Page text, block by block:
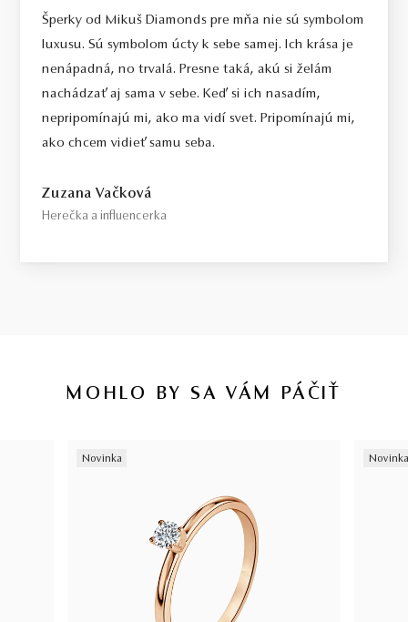
Select / náš tip
viditeľných kompromisov, starostlivo vybraný priamo na diamantovej
burze v Antverpách. Čistota SI1, farba H, výbrus Excellent,
fluorescencia Medium.
Diamant spĺňajúci najprísnejšie kritériá krásy, farby a čistoty. Pre
tých, ktorí chcú to najlepšie, bez kompromisov.
šperku radíme spozornieť, ak je certifikát, ktorý je k šperku dodaný,
Šperky od Mikuš Diamonds pre mňa nie sú symbolom
luxusu. Sú symbolom úcty k sebe samej. Ich krása je
nenápadná, no trvalá. Presne taká, akú si želám
nachádzať aj sama v sebe. Keď si ich nasadím,
nepripomínajú mi, ako ma vidí svet. Pripomínajú mi,
ako chcem vidieť samu seba.
Zuzana Vačková
Herečka a influencerka
MOHLO BY SA VÁM PÁČIŤ
Novinka Novinka